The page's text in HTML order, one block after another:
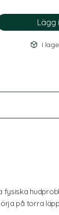
I
på torra